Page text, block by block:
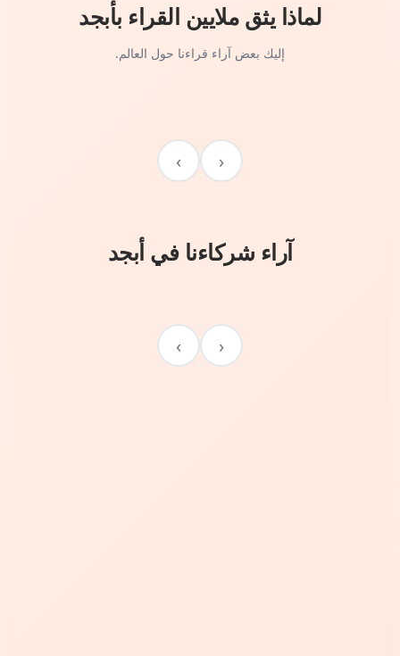
لماذا يثق ملايين القراء بأبجد
إليك بعض آراء قراءنا حول العالم.
‹
›
آراء شركاءنا في أبجد
‹
›